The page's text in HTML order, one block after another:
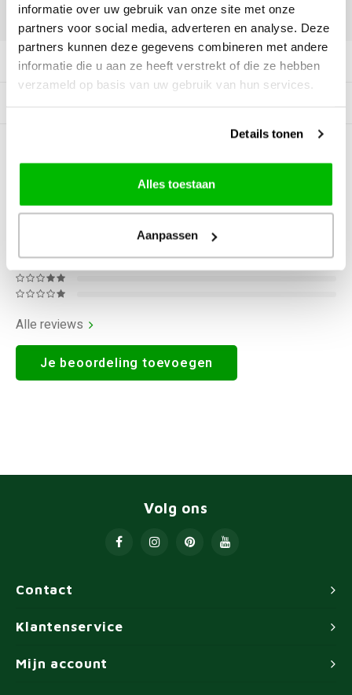
informatie over uw gebruik van onze site met onze
partners voor social media, adverteren en analyse. Deze
partners kunnen deze gegevens combineren met andere
informatie die u aan ze heeft verstrekt of die ze hebben
verzameld op basis van uw gebruik van hun services.
Details tonen
Alles toestaan
Aanpassen
DELEN:
Productomschrijving
Alle reviews
Je beoordeling toevoegen
Contact
Volg ons
Klantenservice
Mijn account